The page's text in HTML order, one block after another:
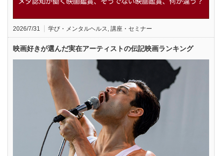
2026/7/31 学び・メンタルヘルス, 講座・セミナー
映画好きが選んだ実在アーティストの伝記映画ランキング